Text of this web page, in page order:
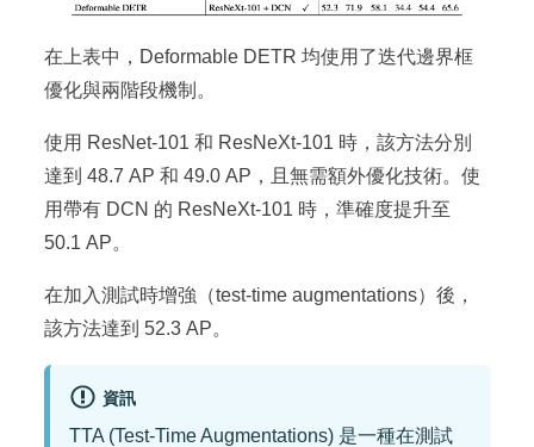
在上表中，Deformable DETR 均使用了迭代邊界框
優化與兩階段機制。
使用 ResNet-101 和 ResNeXt-101 時，該方法分別
達到 48.7 AP 和 49.0 AP，且無需額外優化技術。使
用帶有 DCN 的 ResNeXt-101 時，準確度提升至
50.1 AP。
在加入測試時增強（test-time augmentations）後，
該方法達到 52.3 AP。
資訊
TTA (Test-Time Augmentations) 是一種在測試